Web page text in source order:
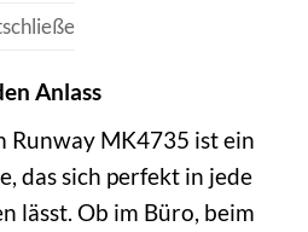
Anlass
Runway MK4735 ist ein
das sich perfekt in jede
lässt. Ob im Büro, beim